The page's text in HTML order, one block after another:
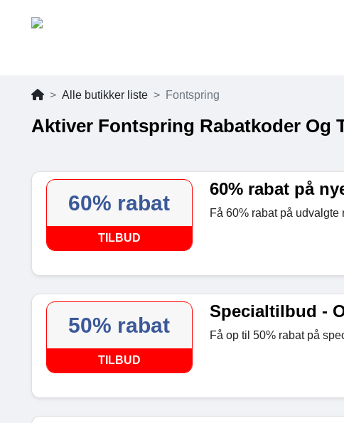
Alle butikker liste Fontspring
Aktiver Fontspring Rabatkoder Og
60% rabat
TILBUD
60% rabat på
Få 60% rabat på udvalgte
50% rabat
TILBUD
Specialtilbud -
Få op til 50% rabat på